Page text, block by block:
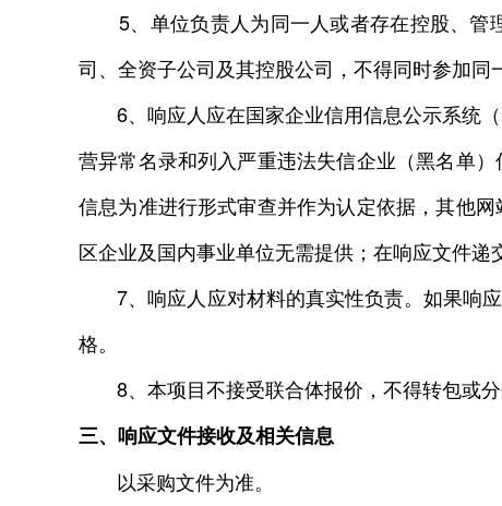
5、单位负责人为同一人或者存在控股、管
司、全资子公司及其控股公司，不得同时参加同
6、响应人应在国家企业信用信息公示系统（
营异常名录和列入严重违法失信企业（黑名单
信息为准进行形式审查并作为认定依据，其他
区企业及国内事业单位无需提供；在响应文件递
7、响应人应对材料的真实性负责。如果响应
格。
8、本项目不接受联合体报价，不得转包或分
三、响应文件接收及相关信息
以采购文件为准。